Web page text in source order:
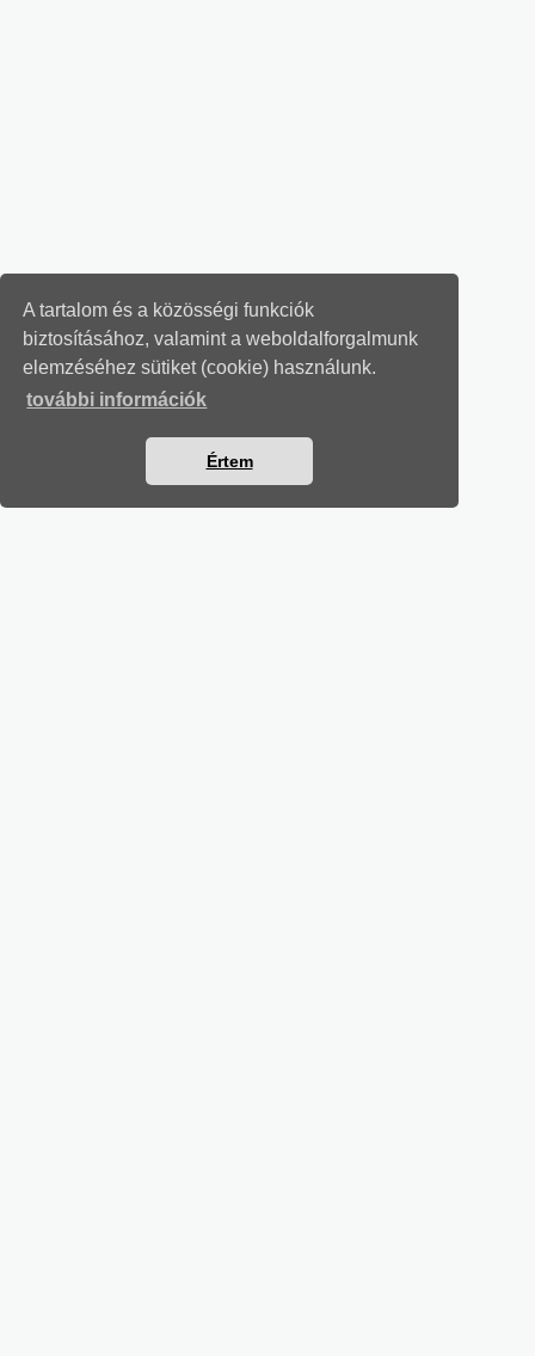
A tartalom és a közösségi funkciók
biztosításához, valamint a weboldalforgalmunk
elemzéséhez sütiket (cookie) használunk.
további információk
Értem